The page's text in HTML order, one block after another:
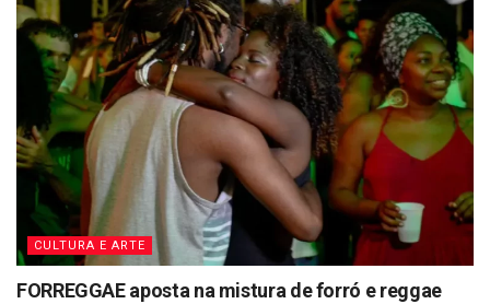
CULTURA E ARTE
FORREGGAE aposta na mistura de forró e reggae